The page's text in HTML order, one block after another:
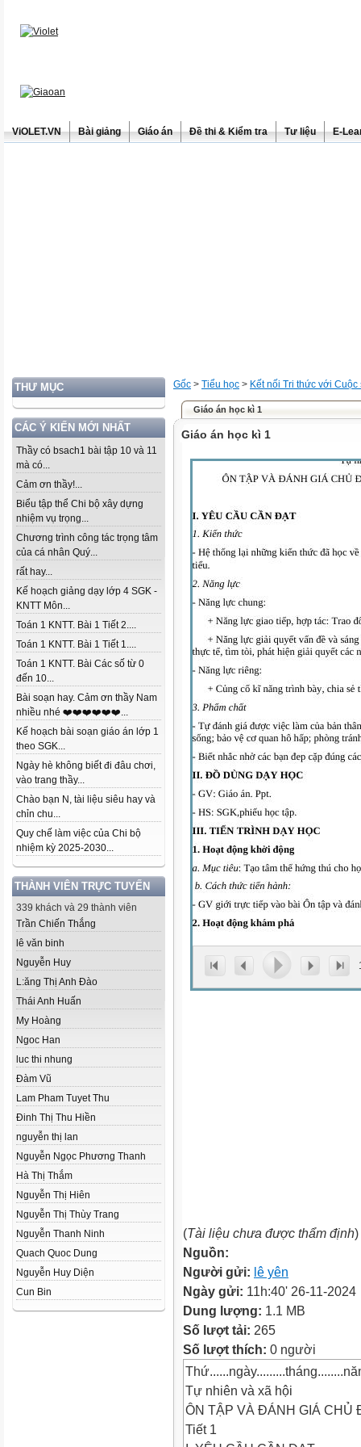
ViOLET.VN Bài giảng Giáo án Đề thi & Kiểm tra Tư liệu E-
THƯ MỤC
CÁC Ý KIẾN MỚI NHẤT
Thầy có bsach1 bài tập 10 và 11
mà có...
Cảm ơn thầy!...
Biểu tập thể Chi bộ xây dựng
nhiệm vụ trọng...
Chương trình công tác trọng tâm
của cá nhân Quý...
rất hay...
Kế hoạch giảng dạy lớp 4 SGK -
KNTT Môn...
Toán 1 KNTT. Bài 1 Tiết 2....
Toán 1 KNTT. Bài 1 Tiết 1....
Toán 1 KNTT. Bài Các số từ 0
đến 10...
Bài soạn hay. Cảm ơn thầy Nam
nhiều nhé ❤️❤️❤️❤️❤️❤️...
Kế hoạch bài soạn giáo án lớp 1
theo SGK...
Ngày hè không biết đi đâu chơi,
vào trang thầy...
Chào bạn N, tài liệu siêu hay và
chỉn chu...
Quy chế làm việc của Chi bộ
nhiệm kỳ 2025-2030...
THÀNH VIÊN TRỰC TUYẾN
339 khách và 29 thành viên
Trần Chiến Thắng
lê văn binh
Nguyễn Huy
L:ăng Thị Anh Đào
Thái Anh Huấn
My Hoàng
Ngoc Han
luc thi nhung
Đàm Vũ
Lam Pham Tuyet Thu
Đinh Thị Thu Hiền
nguyễn thị lan
Nguyễn Ngọc Phương Thanh
Hà Thị Thắm
Nguyễn Thị Hiên
Nguyễn Thị Thùy Trang
Nguyễn Thanh Ninh
Quach Quoc Dung
Nguyễn Huy Diện
Cun Bin
Gốc > Tiểu học > Kết nối Tri thức với Cuộc
Giáo án học kì 1
Giáo án học kì 1
(Tài liệu chưa được thẩm định)
Nguồn:
Người gửi: lê yên
Ngày gửi: 11h:40' 26-11-2024
Dung lượng: 1.1 MB
Số lượt tải: 265
Số lượt thích: 0 người
Tự nhiên và xã hội
ÔN TẬP VÀ ĐÁNH GIÁ CHỦ
Tiết 1